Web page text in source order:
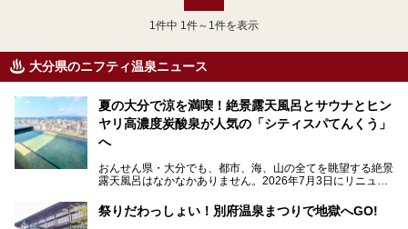
1 件中 1件～1件を表示
大分県のニフティ温泉ニュース
夏の大分で涼を満喫！絶景露天風呂とサウナとヒン
ヤリ高濃度炭酸泉が人気の「シティスパてんくう」
へ
おんせん県・大分でも、都市、海、山の全てを眺望する絶景
露天風呂はなかなかありません。2026年7月3日にリニュー
てんくう(CITY SPA てんくう)」は、なんとJR大分駅直結と
いう利便性の高さ！
祭りだわっしょい！別府温泉まつりで地獄へGO!